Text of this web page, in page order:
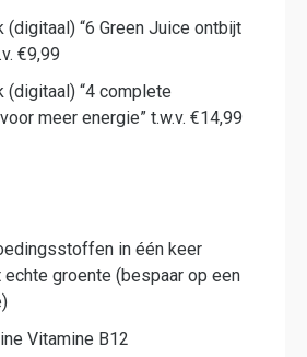
(digitaal) “6 Green Juice ontbijt
€9,99
(digitaal) “4 complete
meer energie” t.w.v. €14,99
in één keer
groente (bespaar op een
Vitamine B12